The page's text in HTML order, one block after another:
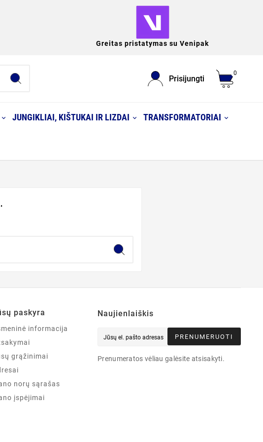
Greitas pristatymas su Venipak
Prisijungti
0
JUNGIKLIAI, KIŠTUKAI IR LIZDAI TRANSFORMATORIAI
paskyra
informacija
grąžinimai
norų sąrašas
įspėjimai
Naujienlaiškis
PRENUMERUOTI
Prenumeratos vėliau galėsite atsisakyti.